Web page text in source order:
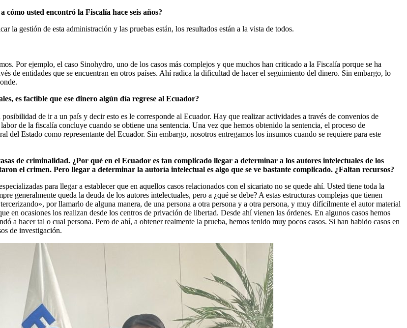
usted encontró la Fiscalía hace seis años?
gestión de esta administración y las pruebas están, los resultados están a la vista de todos.
Por ejemplo, el caso Sinohydro, uno de los casos más complejos y que muchos han criticado a la Fiscalía porque se ha
de entidades que se encuentran en otros países. Ahí radica la dificultad de hacer el seguimiento del dinero. Sin embargo, lo
es factible que ese dinero algún día regrese al Ecuador?
de ir a un país y decir esto es le corresponde al Ecuador. Hay que realizar actividades a través de convenios de
de la fiscalía concluye cuando se obtiene una sentencia. Una vez que hemos obtenido la sentencia, el proceso de
Estado como representante del Ecuador. Sin embargo, nosotros entregamos los insumos cuando se requiere para este
de criminalidad. ¿Por qué en el Ecuador es tan complicado llegar a determinar a los autores intelectuales de los
el crimen. Pero llegar a determinar la autoría intelectual es algo que se ve bastante complicado. ¿Faltan recursos?
para llegar a establecer que en aquellos casos relacionados con el sicariato no se quede ahí. Usted tiene toda la
generalmente queda la deuda de los autores intelectuales, pero a ¿qué se debe? A estas estructuras complejas que tienen
por llamarlo de alguna manera, de una persona a otra persona y a otra persona, y muy difícilmente el autor material
en ocasiones los realizan desde los centros de privación de libertad. Desde ahí vienen las órdenes. En algunos casos hemos
a hacer tal o cual persona. Pero de ahí, a obtener realmente la prueba, hemos tenido muy pocos casos. Si han habido casos en
de investigación.